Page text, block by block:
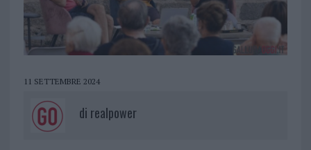
11 SETTEMBRE 2024
di realpower